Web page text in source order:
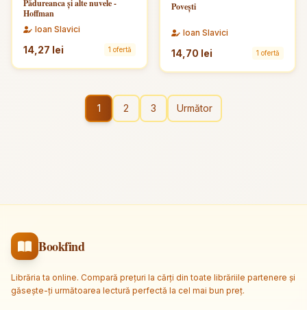
Pădureanca și alte nuvele -
Hoffman
Ioan Slavici
14,27 lei 1 ofertă
Povești
Ioan Slavici
14,70 lei 1 ofertă
1 2 3 Următor
Bookfind
Librăria ta online. Compară prețuri la cărți din toate librăriile partenere și
găsește-ți următoarea lectură perfectă la cel mai bun preț.